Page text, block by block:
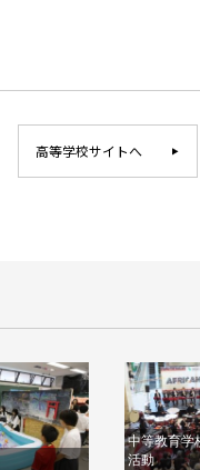
高等学校サイトへ
中等教育
活動